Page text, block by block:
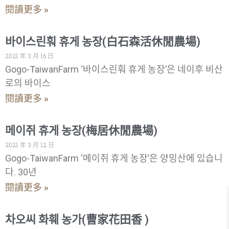
閱讀更多 »
바이스린훠 휴게 농장(白石森活休閒農場)
2021 年 3 月 16 日
Gogo-TaiwanFarm ‘바이스린훠 휴게 농장’은 네이후 비산
로의 바이스
閱讀更多 »
메이쥐 휴게 농장(梅居休閒農場)
2021 年 3 月 12 日
Gogo-TaiwanFarm ‘메이쥐 휴게 농장’은 양밍산에 있습니
다. 30년
閱讀更多 »
차오씨 화훼 농가(曹家花田香 )